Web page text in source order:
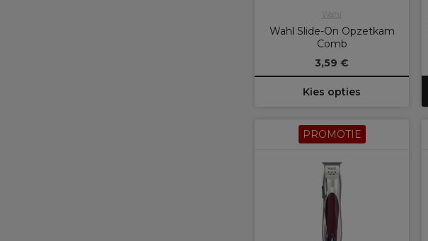
Wahl
Wahl Slide-On Opzetkam
Comb
3,59 €
Kies opties
PROMOTIE